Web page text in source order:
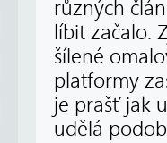
různých
líbit začalo.
šílené
platformy
je prašť jak
udělá